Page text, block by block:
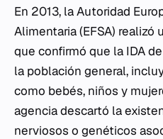
En 2013, la Autoridad
Alimentaria (EFSA) realizó
que confirmó que la IDA
la población general,
como bebés, niños y
agencia descartó la
nerviosos o genéticos